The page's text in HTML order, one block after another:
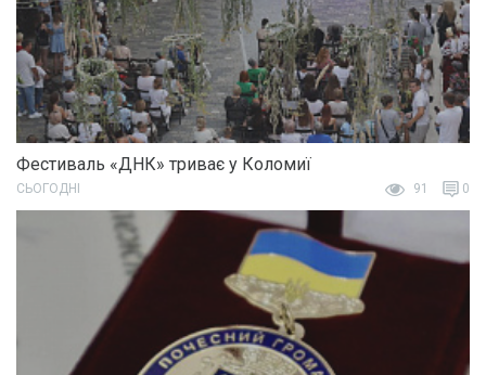
Фестиваль «ДНК» триває у Коломиї
СЬОГОДНІ 91 0